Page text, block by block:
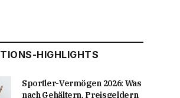
HIGHLIGHTS
Sportler-Vermögen 2026: Was
nach Gehältern, Preisgeldern